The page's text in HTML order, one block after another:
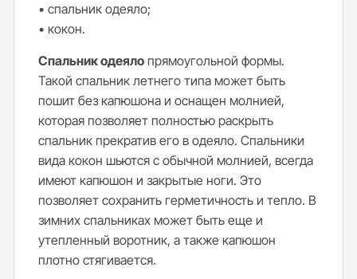
• спальник одеяло;
• кокон.
Спальник одеяло прямоугольной формы.
Такой спальник летнего типа может быть
пошит без капюшона и оснащен молнией,
которая позволяет полностью раскрыть
спальник прекратив его в одеяло. Спальники
вида кокон шьются с обычной молнией, всегда
имеют капюшон и закрытые ноги. Это
позволяет сохранить герметичность и тепло. В
зимних спальниках может быть еще и
утепленный воротник, а также капюшон
плотно стягивается.